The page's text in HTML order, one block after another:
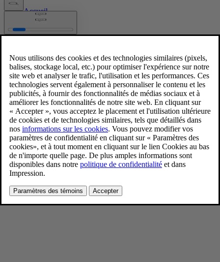
Accueil
/
New Volvo XC90 Interiors
9/4/2024
Favoris
Partager
Télécharger
New Volvo XC90 Interiors
Pour consulter toute l’information sur les droits d’auteur, cliquez ici